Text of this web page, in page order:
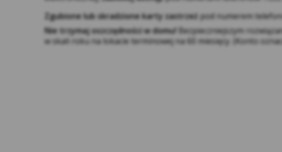
Zgubione lub skradzione karty zastrzeż pod numerem
Nie trzymaj oszczędności w domu! Bezpieczniejszym
w skali roku na lokacie terminowej na 60 miesięcy. (Konto
w
Reklam
Facebook